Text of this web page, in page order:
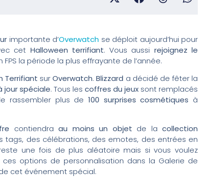
importante d’Overwatch se déploit aujourd’hui pour
cet Halloween terrifiant. Vous aussi rejoignez le
FPS la période la plus effrayante de l’année.
Terrifiant surOverwatch.Blizzard a décidé de fêter la
jour spéciale. Tous les coffres du jeuxsont remplacés
rassembler plus de 100 surprises cosmétiques à
contiendra au moins un objet de la collection
tags, des célébrations, des emotes, des entrées en
une fois de plus aléatoire mais si vous voulez
options de personnalisation dans la Galerie de
cet événement spécial.